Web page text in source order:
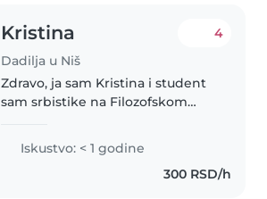
Kristina
Dadilja u Niš
4
Zdravo, ja sam Kristina i student
sam srbistike na Filozofskom
odabrala zbog ljubavi prema
knjizevnosti, kao i zbog ljubavi
prema deci i rada sa njima...
Iskustvo: < 1 godine
300 RSD/h